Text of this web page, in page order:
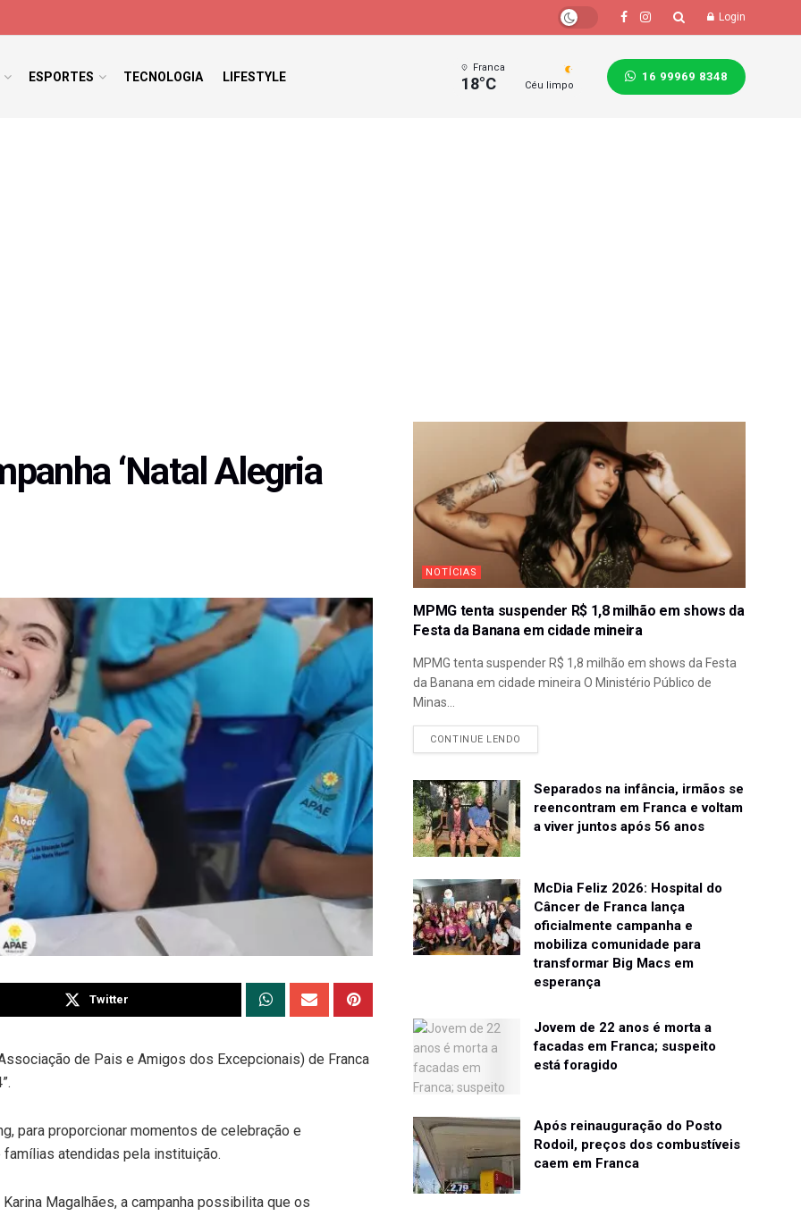
Login
ESPORTES TECNOLOGIA LIFESTYLE
Franca
18°C Céu limpo
16 99969 8348
‘Natal Alegria
Twitter
de Pais e Amigos dos Excepcionais) de Franca
para proporcionar momentos de celebração e
atendidas pela instituição.
Magalhães, a campanha possibilita que os
NOTÍCIAS
MPMG tenta suspender R$ 1,8 milhão em shows da
Festa da Banana em cidade mineira
MPMG tenta suspender R$ 1,8 milhão em shows da Festa
da Banana em cidade mineira O Ministério Público de
Minas...
CONTINUE LENDO
Separados na infância, irmãos se
reencontram em Franca e voltam
a viver juntos após 56 anos
McDia Feliz 2026: Hospital do
Câncer de Franca lança
oficialmente campanha e
mobiliza comunidade para
transformar Big Macs em
esperança
Jovem de 22 anos é morta a
facadas em Franca; suspeito
está foragido
Após reinauguração do Posto
Rodoil, preços dos combustíveis
caem em Franca